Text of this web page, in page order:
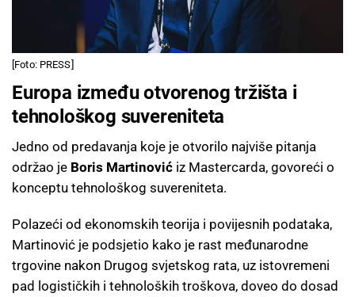
[Foto: PRESS]
Europa između otvorenog tržišta i
tehnološkog suvereniteta
Jedno od predavanja koje je otvorilo najviše pitanja
održao je Boris Martinović iz Mastercarda, govoreći o
konceptu tehnološkog suvereniteta.
Polazeći od ekonomskih teorija i povijesnih podataka,
Martinović je podsjetio kako je rast međunarodne
trgovine nakon Drugog svjetskog rata, uz istovremeni
pad logističkih i tehnoloških troškova, doveo do dosad